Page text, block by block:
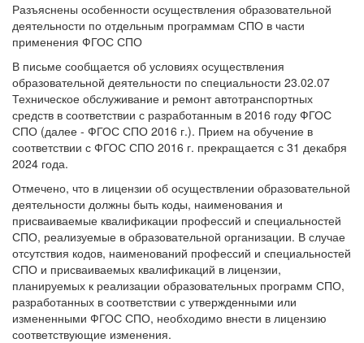
Разъяснены особенности осуществления образовательной
деятельности по отдельным программам СПО в части
применения ФГОС СПО
В письме сообщается об условиях осуществления
образовательной деятельности по специальности 23.02.07
Техническое обслуживание и ремонт автотранспортных
средств в соответствии с разработанным в 2016 году ФГОС
СПО (далее - ФГОС СПО 2016 г.). Прием на обучение в
соответствии с ФГОС СПО 2016 г. прекращается с 31 декабря
2024 года.
Отмечено, что в лицензии об осуществлении образовательной
деятельности должны быть коды, наименования и
присваиваемые квалификации профессий и специальностей
СПО, реализуемые в образовательной организации. В случае
отсутствия кодов, наименований профессий и специальностей
СПО и присваиваемых квалификаций в лицензии,
планируемых к реализации образовательных программ СПО,
разработанных в соответствии с утвержденными или
измененными ФГОС СПО, необходимо внести в лицензию
соответствующие изменения.